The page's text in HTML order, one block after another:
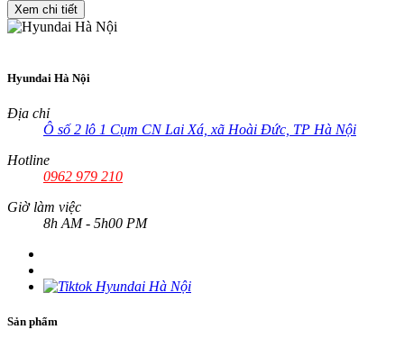
Xem chi tiết
Hyundai Hà Nội
Địa chỉ
Ô số 2 lô 1 Cụm CN Lai Xá, xã Hoài Đức, TP Hà Nội
Hotline
0962 979 210
Giờ làm việc
8h AM - 5h00 PM
Sản phẩm